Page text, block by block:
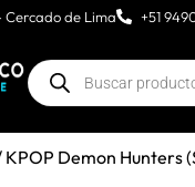
Cercado de Lima +51
KPOP Demon Hunters